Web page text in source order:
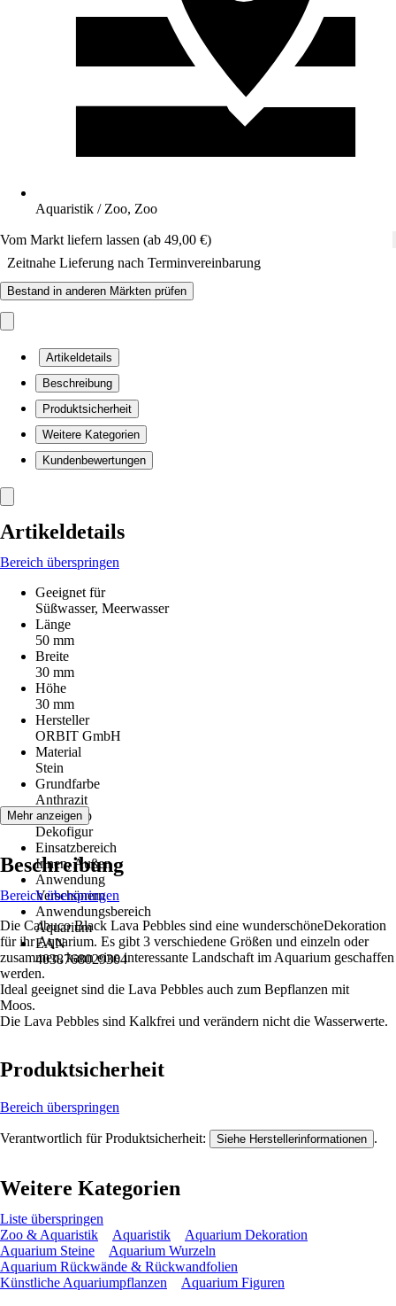
Aquaristik / Zoo, Zoo
Vom Markt liefern lassen (ab 49,00 €)
Zeitnahe Lieferung nach Terminvereinbarung
Bestand in anderen Märkten prüfen
Artikeldetails
Beschreibung
Produktsicherheit
Weitere Kategorien
Kundenbewertungen
Artikeldetails
Bereich überspringen
Geeignet für
Süßwasser, Meerwasser
Länge
50 mm
Breite
30 mm
Höhe
30 mm
Hersteller
ORBIT GmbH
Material
Stein
Grundfarbe
Anthrazit
Artikeltyp
Dekofigur
Einsatzbereich
Innen, Außen
Anwendung
Verschönern
Anwendungsbereich
Aquarium
EAN
4038768029304
Mehr anzeigen
Beschreibung
Bereich überspringen
Die Calbuco Black Lava Pebbles sind eine wunderschöneDekoration
für ihr Aquarium. Es gibt 3 verschiedene Größen und einzeln oder
zusammen, kann eine interessante Landschaft im Aquarium geschaffen
werden.
Ideal geeignet sind die Lava Pebbles auch zum Bepflanzen mit
Moos.
Die Lava Pebbles sind Kalkfrei und verändern nicht die Wasserwerte.
Produktsicherheit
Bereich überspringen
Verantwortlich für Produktsicherheit: Siehe Herstellerinformationen .
Weitere Kategorien
Liste überspringen
Zoo & Aquaristik
Aquaristik
Aquarium Dekoration
Aquarium Steine
Aquarium Wurzeln
Aquarium Rückwände & Rückwandfolien
Künstliche Aquariumpflanzen
Aquarium Figuren